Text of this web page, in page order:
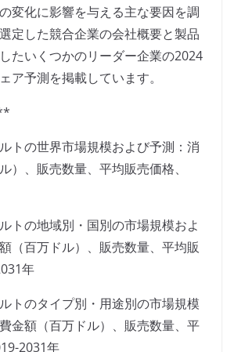
変化に影響を与える主な要因を調
定した競合企業の会社概要と製品
たいくつかのリーダー企業の2024
ア予測を掲載しています。
トの世界市場規模および予測：消
）、販売数量、平均販売価格、
トの地域別・国別の市場規模およ
（百万ドル）、販売数量、平均販
年
トのタイプ別・用途別の市場規模
金額（百万ドル）、販売数量、平
2031年